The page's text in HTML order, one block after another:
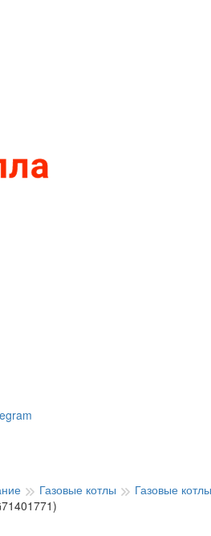
Газовые котлы Газовые